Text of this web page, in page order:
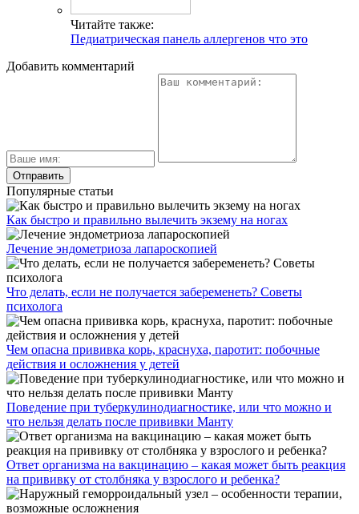
Читайте также:
Педиатрическая панель аллергенов что это
Добавить комментарий
Популярные статьи
Как быстро и правильно вылечить экзему на ногах
Лечение эндометриоза лапароскопией
Что делать, если не получается забеременеть? Советы
психолога
Чем опасна прививка корь, краснуха, паротит: побочные
действия и осложнения у детей
Поведение при туберкулинодиагностике, или что можно и
что нельзя делать после прививки Манту
Ответ организма на вакцинацию – какая может быть реакция
на прививку от столбняка у взрослого и ребенка?